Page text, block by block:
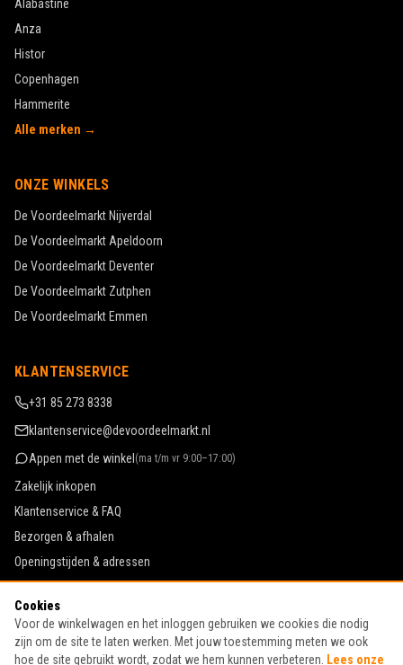
Alabastine
Anza
Histor
Copenhagen
Hammerite
Alle merken →
ONZE WINKELS
De Voordeelmarkt Nijverdal
De Voordeelmarkt Apeldoorn
De Voordeelmarkt Deventer
De Voordeelmarkt Zutphen
De Voordeelmarkt Emmen
KLANTENSERVICE
+31 85 273 8338
klantenservice@devoordeelmarkt.nl
Appen met de winkel (ma t/m vr 9:00–17:00)
Zakelijk inkopen
Klantenservice & FAQ
Bezorgen & afhalen
Openingstijden & adressen
Werken bij De Voordeelmarkt
Algemene voorwaarden
Privacy & cookies
Cookies
Voor de winkelwagen en het inloggen gebruiken we cookies die nodig
zijn om de site te laten werken. Met jouw toestemming meten we ook
hoe de site gebruikt wordt, zodat we hem kunnen verbeteren.
Lees onze